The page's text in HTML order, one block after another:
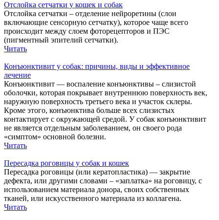
Отслойка сетчатки у кошек и собак
Отслойка сетчатки – отделение нейроретины (слои
включающие сенсорную сетчатку), которое чаще всего
происходит между слоем фоторецепторов и ПЭС
(пигментный эпителий сетчатки).
Читать
Конъюнктивит у собак: причины, виды и эффективное
лечение
Конъюнктивит — воспаление конъюнктивы – слизистой
оболочки, которая покрывает внутреннюю поверхность век,
наружную поверхность третьего века и участок склеры.
Кроме этого, конъюнктива больше всех слизистых
контактирует с окружающей средой. У собак конъюнктивит
не является отдельным заболеванием, он своего рода
«симптом» основной болезни.
Читать
Пересадка роговицы у собак и кошек
Пересадка роговицы (или кератопластика) — закрытие
дефекта, или другими словами – «заплатка» на роговицу, с
использованием материала донора, своих собственных
тканей, или искусственного материала из коллагена.
Читать